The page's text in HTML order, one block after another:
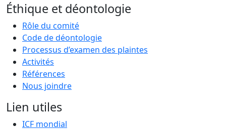
Éthique et déontologie
Rôle du comité
Code de déontologie
Processus d’examen des plaintes
Activités
Références
Nous joindre
Lien utiles
ICF mondial